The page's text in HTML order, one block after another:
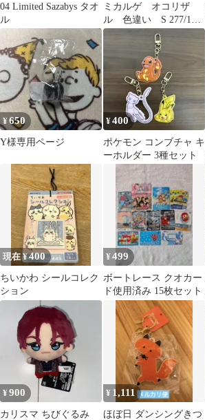
04 Limited Sazabys タオ
ル
ミカルゲ オコリザ
ル 色違い S 277/190
263/190
¥650
Y様専用ページ
¥400
ポケモン コンブチャ キ
ーホルダー 3種セット
現在 ¥400
ちいかわ シールコレク
ション
¥499
ボートレース クオカー
ド使用済み 15枚セット
¥900
カリスマ ちびぐるみ
¥ 1,111
ほぼ日 ダンシングきつ